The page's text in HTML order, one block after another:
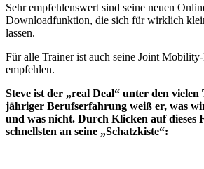
Sehr empfehlenswert sind seine neuen
Downloadfunktion, die sich für wirklich
lassen.
Für alle Trainer ist auch seine Joint
empfehlen.
Steve ist der „real Deal“ unter den
jähriger Berufserfahrung weiß er, was
und was nicht. Durch Klicken auf dieses
schnellsten an seine „Schatzkiste“: